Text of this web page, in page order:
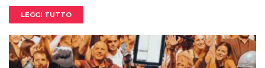
LEGGI TUTTO